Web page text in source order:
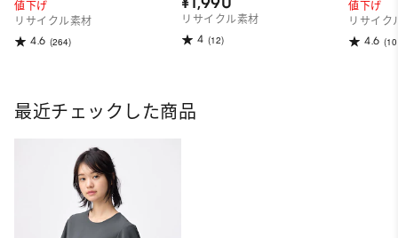
値下げ
リサイクル素材
4.6 (264)
リサイクル素材
4 (12)
値下げ
リサイク
4.6
最近チェックした商品